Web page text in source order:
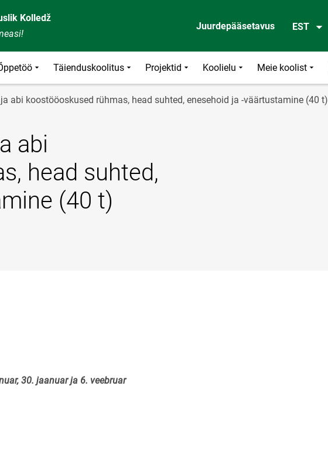
Kolledž
Juurdepääsetavus EST
Täienduskoolitus Projektid Koolielu Meie koolist
abi koostööoskused rühmas, head suhted, enesehoid ja -väärtustamine (40 t)
abi
head suhted,
(40 t)
30. jaanuar ja 6. veebruar